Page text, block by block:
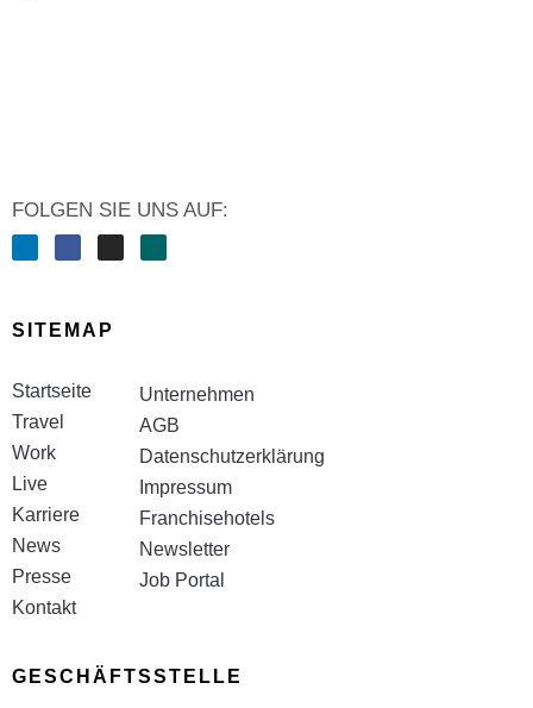
FOLGEN SIE UNS AUF:
SITEMAP
Startseite
Travel
Work
Live
Karriere
News
Presse
Kontakt
Unternehmen
AGB
Datenschutzerklärung
Impressum
Franchisehotels
Newsletter
Job Portal
GESCHÄFTSSTELLE